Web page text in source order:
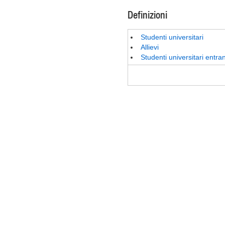
Definizioni
Studenti universitari
Allievi
Studenti universitari